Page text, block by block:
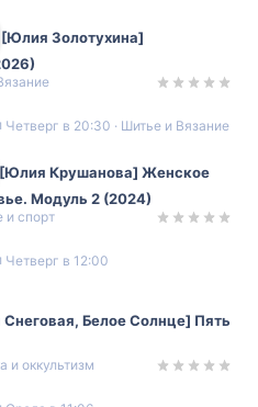
[Юлия Золотухина]
Шитье и Вязание
Четверг в 20:30
[Юлия Крушанова] Женское
Модуль 2 (2024)
и спорт
Четверг в 12:00
Белое Солнце] Пять
и оккультизм